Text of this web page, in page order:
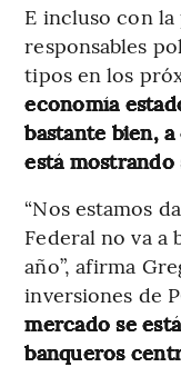
E incluso con
responsables
tipos en los
economía
bastante bien,
está mostrando
“Nos estamos
Federal no va a
año”, afirma
inversiones de
mercado se
banqueros